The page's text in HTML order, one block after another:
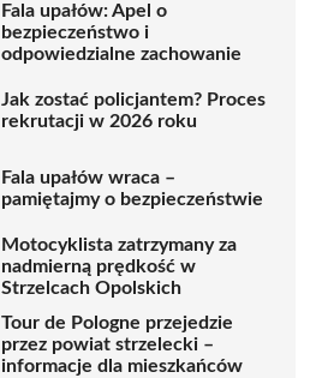
Fala upałów: Apel o
bezpieczeństwo i
odpowiedzialne zachowanie
Jak zostać policjantem? Proces
rekrutacji w 2026 roku
Fala upałów wraca –
pamiętajmy o bezpieczeństwie
Motocyklista zatrzymany za
nadmierną prędkość w
Strzelcach Opolskich
Tour de Pologne przejedzie
przez powiat strzelecki –
informacje dla mieszkańców